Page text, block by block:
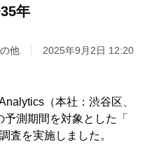
年
他 2025年9月2日 12:20
（本社：渋谷区、
測期間を対象とした「
査を実施しました。